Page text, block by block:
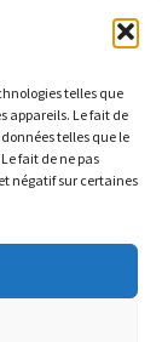
telles que
appareils. Le fait de
telles que le
fait de ne pas
négatif sur certaines
sont à titre